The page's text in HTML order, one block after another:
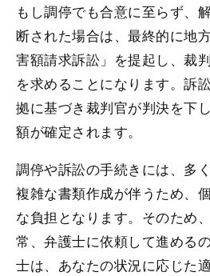
もし調停でも合意に至らず、
断された場合は、最終的に地
害額請求訴訟」を提起し、裁
を求めることになります。訴
拠に基づき裁判官が判決を下
額が確定されます。
調停や訴訟の手続きには、多
複雑な書類作成が伴うため、
な負担となります。そのため
常、弁護士に依頼して進める
士は、あなたの状況に応じた